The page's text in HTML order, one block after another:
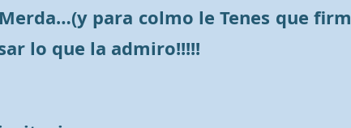
para colmo le Tenes que
lo que la admiro!!!!!